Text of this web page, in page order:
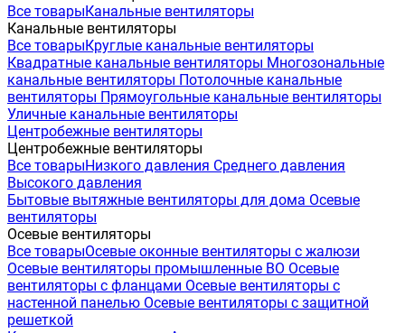
Все товарыКанальные вентиляторы
Канальные вентиляторы
Все товарыКруглые канальные вентиляторы
Квадратные канальные вентиляторы Многозональные
канальные вентиляторы Потолочные канальные
вентиляторы Прямоугольные канальные вентиляторы
Уличные канальные вентиляторы
Центробежные вентиляторы
Центробежные вентиляторы
Все товарыНизкого давления Среднего давления
Высокого давления
Бытовые вытяжные вентиляторы для дома Осевые
вентиляторы
Осевые вентиляторы
Все товарыОсевые оконные вентиляторы с жалюзи
Осевые вентиляторы промышленные ВО Осевые
вентиляторы с фланцами Осевые вентиляторы с
настенной панелью Осевые вентиляторы с защитной
решеткой